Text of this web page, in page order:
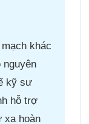
khác
nguyên
kỹ sư
hỗ trợ
xa hoàn